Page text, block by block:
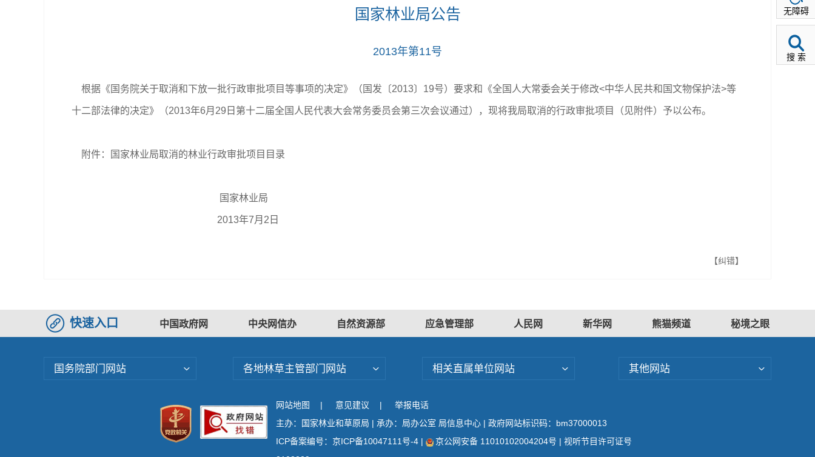
国家林业局公告
2013年第11号
根据《国务院关于取消和下放一批行政审批项目等事项的决定》（国发〔2013〕19号）要求和《全国人大常委会关于修改<中华人民共和国文物保护法>等
十二部法律的决定》（2013年6月29日第十二届全国人民代表大会常务委员会第三次会议通过），现将我局取消的行政审批项目（见附件）予以公布。
附件： 国家林业局取消的林业行政审批项目目录
国家林业局
2013年7月2日
【纠错】
快速入口 中国政府网 中央网信办 自然资源部 应急管理部 人民网 新华网 熊猫频道 秘境之眼
国务院部门网站 各地林草主管部门网站 相关直属单位网站 其他网站
网站地图 | 意见建议 |
举报电话
主办：国家林业和草原局 | 承办：局办公室 局信息中心 | 政府网站标识码：bm37000013
ICP备案编号：京ICP备10047111号-4 | 京公网安备 11010102004204号 | 视听节目许可证号
无障碍
搜 索